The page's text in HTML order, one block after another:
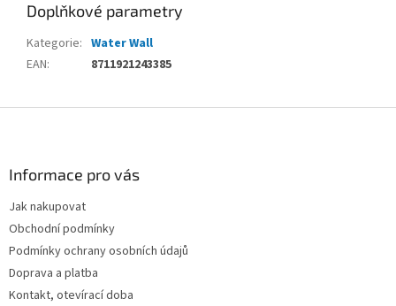
Doplňkové parametry
Kategorie: Water Wall
EAN: 8711921243385
Informace pro vás
Jak nakupovat
Obchodní podmínky
Podmínky ochrany osobních údajů
Doprava a platba
Kontakt, otevírací doba